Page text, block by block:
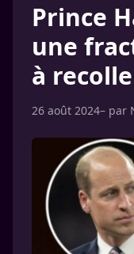
Prince
une
à
26 août 2024– par